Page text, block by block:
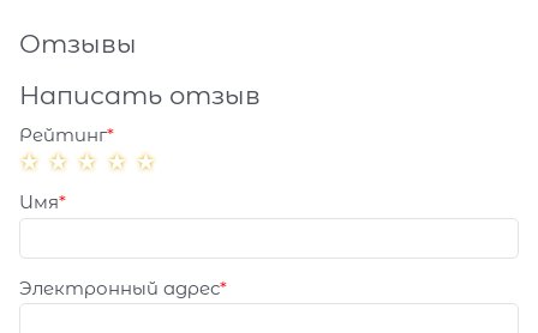
Отзывы
Написать отзыв
Рейтинг
Имя
Электронный адрес